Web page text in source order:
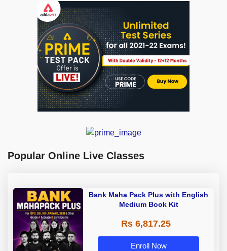
Popular Online Live Classes
Bank Maha Pack Plus with English
Medium Book Kit
Rs 6,817.25
Enroll Now